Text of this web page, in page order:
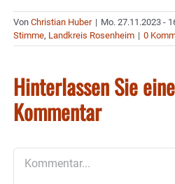
Von Christian Huber | Mo. 27.11.2023 -
Stimme, Landkreis Rosenheim | 0
Hinterlassen Sie
Kommentar